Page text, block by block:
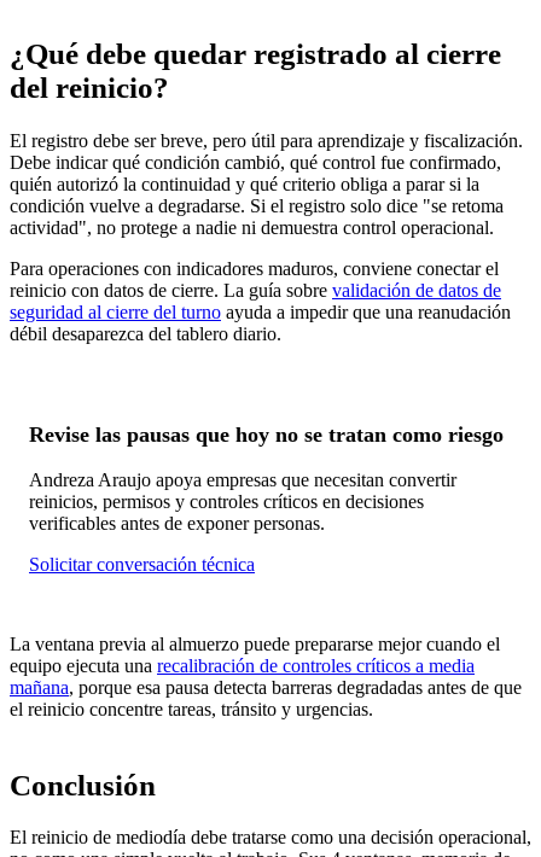
¿Qué debe quedar registrado al cierre
del reinicio?
El registro debe ser breve, pero útil para aprendizaje y fiscalización.
Debe indicar qué condición cambió, qué control fue confirmado,
quién autorizó la continuidad y qué criterio obliga a parar si la
condición vuelve a degradarse. Si el registro solo dice "se retoma
actividad", no protege a nadie ni demuestra control operacional.
Para operaciones con indicadores maduros, conviene conectar el
reinicio con datos de cierre. La guía sobre validación de datos de
seguridad al cierre del turno ayuda a impedir que una reanudación
débil desaparezca del tablero diario.
Revise las pausas que hoy no se tratan como riesgo
Andreza Araujo apoya empresas que necesitan convertir
reinicios, permisos y controles críticos en decisiones
verificables antes de exponer personas.
Solicitar conversación técnica
La ventana previa al almuerzo puede prepararse mejor cuando el
equipo ejecuta una recalibración de controles críticos a media
mañana, porque esa pausa detecta barreras degradadas antes de que
el reinicio concentre tareas, tránsito y urgencias.
Conclusión
El reinicio de mediodía debe tratarse como una decisión operacional,